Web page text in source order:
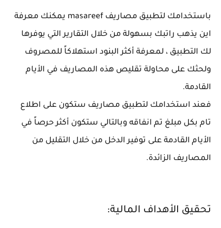
باستخدامك لتطبيق مصاريف masareef يمكنك معرفة
اين يذهب راتبك بسهولة من خلال التقارير التي يوفرها
لك التطبيق ، لمعرفة أكثر البنود استهلاكاً للمصروف
ولحثك على محاولة تقليص هذه المصاريف في الأيام
القادمة.
فعند استخدامك لتطبيق مصاريف ستكون على اطلاع
تام بكل مبلغ تم انفاقه وبالتالي ستكون أكثر حرصاً في
الأيام القادمة على توفير الدخل من خلال التقليل من
المصاريف الزائدة.
تحقيق الأهداف المالية: